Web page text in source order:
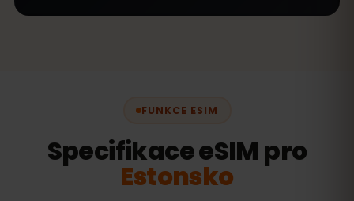
FUNKCE ESIM
Specifikace eSIM pro
Estonsko